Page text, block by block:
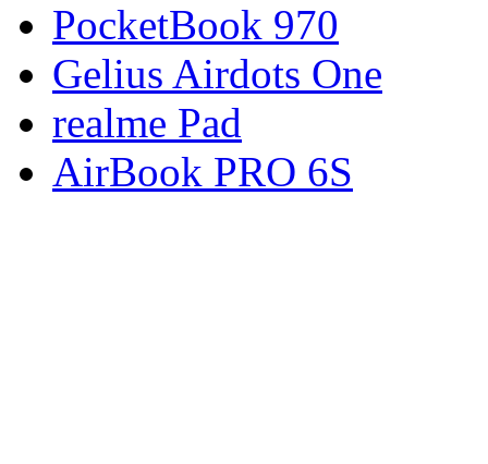
PocketBook 970
Gelius Airdots One
realme Pad
AirBook PRO 6S